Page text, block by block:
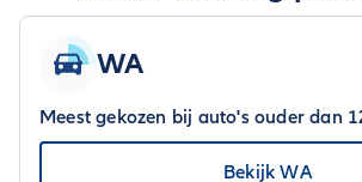
WA
Meest gekozen bij auto's ouder dan
Bekijk WA